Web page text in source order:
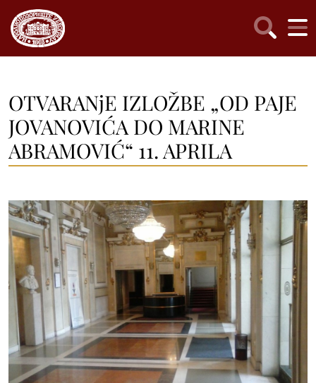
OTVARANjE IZLOŽBE „OD PAJE
JOVANOVIĆA DO MARINE
ABRAMOVIĆ“ 11. APRILA